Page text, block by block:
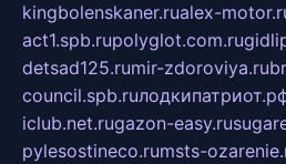
kingbolenskaner.rualex-
act1.spb.rupolyglot.com.ru
detsad125.rumir-zdoroviya.ru
council.spb.ru
iclub.net.rugazon-easy.ru
pylesostineco.rumsts-